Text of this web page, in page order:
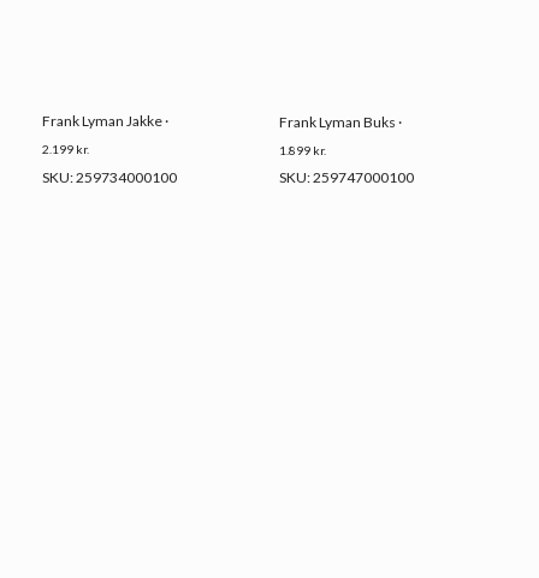
Frank Lyman Jakke ·
2.199 kr.
SKU: 259734000100
Frank Lyman Buks ·
1.899 kr.
SKU: 259747000100